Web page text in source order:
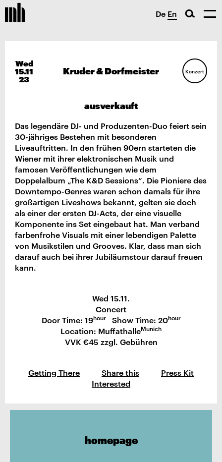
De En
Wed
15.11
23
Kruder & Dorfmeister Konzert
ausverkauft
Das legendäre DJ- und Produzenten-Duo feiert sein
30-jähriges Bestehen mit besonderen
Liveauftritten. In den frühen 90ern starteten die
Wiener mit ihrer elektronischen Musik und
famosen Veröffentlichungen wie dem
Doppelalbum „The K&D Sessions“. Die Pioniere des
Downtempo-Genres waren schon damals für ihre
großartigen Liveshows bekannt, gelten sie doch
als einer der ersten DJ-Acts, der eine visuelle
Komponente ins Set eingebaut hat. Man verband
farbenfrohe Visuals mit einer lebendigen Palette
von Musikstilen und Grooves. Klar, dass man sich
darauf auch bei ihrer Jubiläumstour darauf freuen
kann.
Wed 15.11.
Concert
Door Time: 19hourShow Time: 20hour
Location: MuffathalleMunich
VVK €45 zzgl. Gebühren
Getting There Share this
Press Kit
Interested
homepage